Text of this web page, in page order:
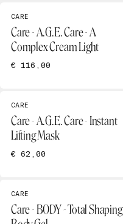
CARE
Care - A.G.E. Care - A
Complex Cream Light
€ 116,00
CARE
Care - A.G.E. Care - Instant
Lifting Mask
€ 62,00
CARE
Care - BODY - Total Shaping